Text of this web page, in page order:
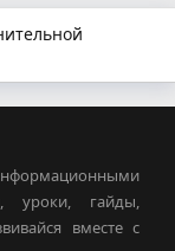
уроки, гайды,
вместе с